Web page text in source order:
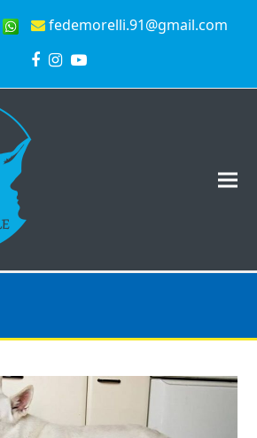
fedemorelli.91@gmail.com
Facebook
Instagram
YouTube